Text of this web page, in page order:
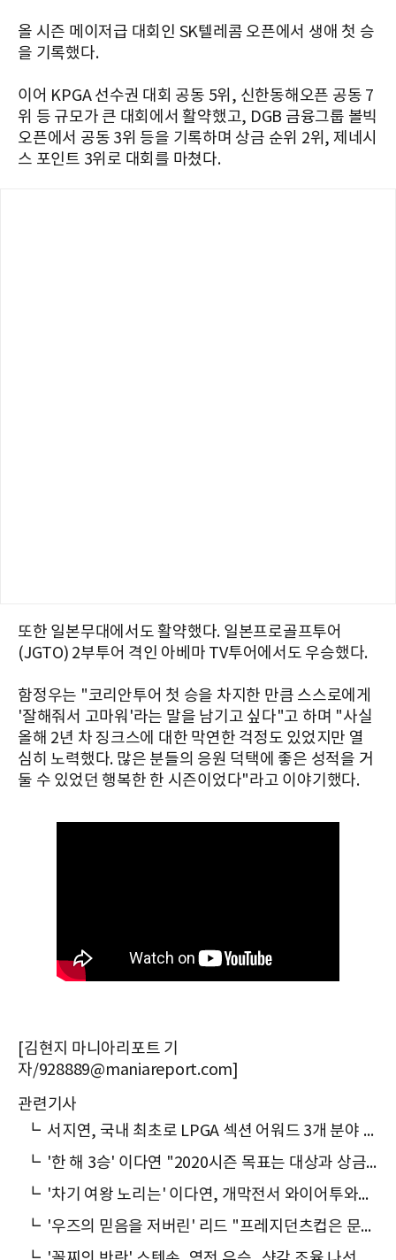
올 시즌 메이저급 대회인 SK텔레콤 오픈에서 생애 첫 승
을 기록했다.
이어 KPGA 선수권 대회 공동 5위, 신한동해오픈 공동 7
위 등 규모가 큰 대회에서 활약했고, DGB 금융그룹 볼빅
오픈에서 공동 3위 등을 기록하며 상금 순위 2위, 제네시
스 포인트 3위로 대회를 마쳤다.
또한 일본무대에서도 활약했다. 일본프로골프투어
(JGTO) 2부투어 격인 아베마 TV투어에서도 우승했다.
함정우는 "코리안투어 첫 승을 차지한 만큼 스스로에게
'잘해줘서 고마워'라는 말을 남기고 싶다"고 하며 "사실
올해 2년 차 징크스에 대한 막연한 걱정도 있었지만 열
심히 노력했다. 많은 분들의 응원 덕택에 좋은 성적을 거
둘 수 있었던 행복한 한 시즌이었다"라고 이야기했다.
[김현지 마니아리포트 기
자/928889@maniareport.com]
관련기사
┗
서지연, 국내 최초로 LPGA 섹션 어워드 3개 분야 수상
┗
'한 해 3승' 이다연 "2020시즌 목표는 대상과 상금왕"
┗
'차기 여왕 노리는' 이다연, 개막전서 와이어투와이어 우승...올해만 3승
┗
'우즈의 믿음을 저버린' 리드 "프레지던츠컵은 문제 없어"